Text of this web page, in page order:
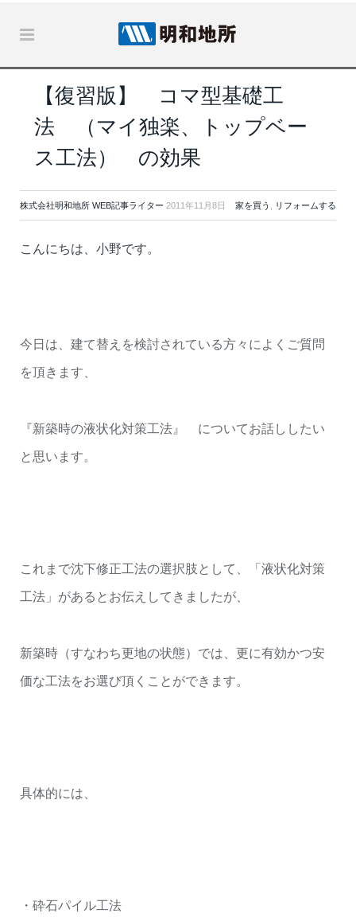
【復習版】 コマ型基礎工
法 （マイ独楽、トップベー
ス工法） の効果
株式会社明和地所 WEB記事ライター 2011年11月8日 家を買う リフォームする
こんにちは、小野です。
今日は、建て替えを検討されている方々によくご質問
を頂きます、
『新築時の液状化対策工法』 についてお話ししたい
と思います。
これまで沈下修正工法の選択肢として、「液状化対策
工法」があるとお伝えしてきましたが、
新築時（すなわち更地の状態）では、更に有効かつ安
価な工法をお選び頂くことができます。
具体的には、
・砕石パイル工法